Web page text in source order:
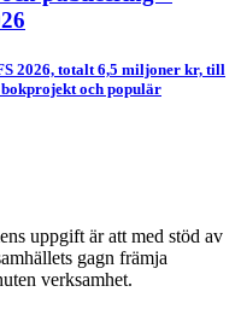
2026, totalt 6,5 miljoner kr, till
och populär
uppgift är att med stöd av
gagn främja
verksamhet.